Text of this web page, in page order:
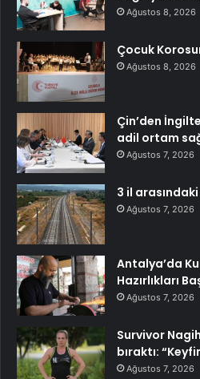
Ağustos 8, 2026
Çocuk
Ağustos 8, 2026
Çin’den
adil ortam
Ağustos 7, 2026
3 il
Ağustos 7, 2026
Antalya’da
Hazırlıkları
Ağustos 7, 2026
Survivor
bıraktı:
Ağustos 7, 2026